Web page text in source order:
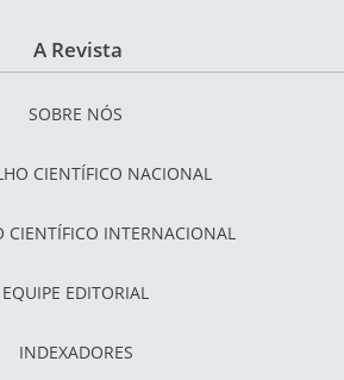
A Revista
SOBRE NÓS
CIENTÍFICO NACIONAL
CIENTÍFICO INTERNACIONAL
EQUIPE EDITORIAL
INDEXADORES